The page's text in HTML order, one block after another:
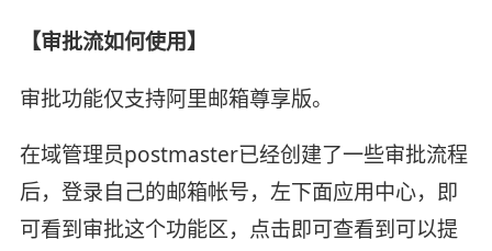
【审批流如何使用】
审批功能仅支持阿里邮箱尊享版。
在域管理员postmaster已经创建了一些审批流程
后，登录自己的邮箱帐号，左下面应用中心，即
可看到审批这个功能区，点击即可查看到可以提